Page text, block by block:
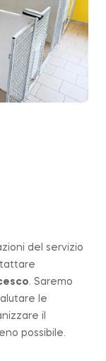
del servizio
. Saremo
le
il
possibile.